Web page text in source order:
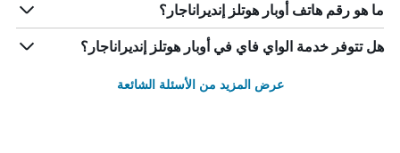
ما هو رقم هاتف أوبار هوتلز إنديراناجار؟
هل تتوفر خدمة الواي فاي في أوبار هوتلز إنديراناجار؟
عرض المزيد من الأسئلة الشائعة